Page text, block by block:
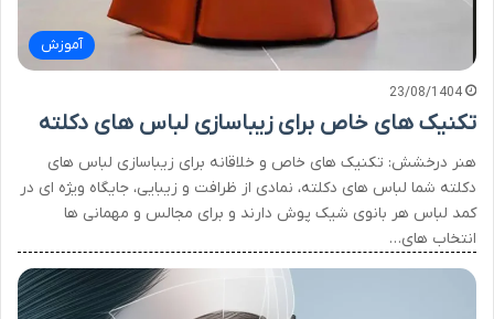
آموزش
23/08/1404
تکنیک های خاص برای زیباسازی لباس های دکلته
هنر درخشش: تکنیک های خاص و خلاقانه برای زیباسازی لباس های
دکلته شما لباس های دکلته، نمادی از ظرافت و زیبایی، جایگاه ویژه ای در
کمد لباس هر بانوی شیک پوش دارند و برای مجالس و مهمانی ها
انتخاب های…